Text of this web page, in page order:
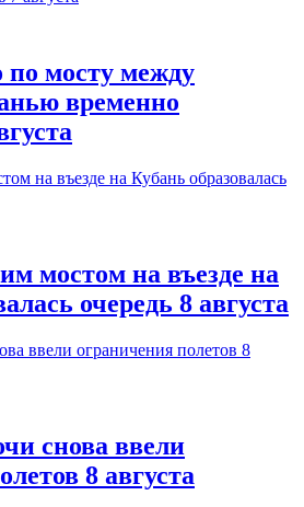
мосту между
временно
мостом на въезде на
очередь 8 августа
снова ввели
8 августа